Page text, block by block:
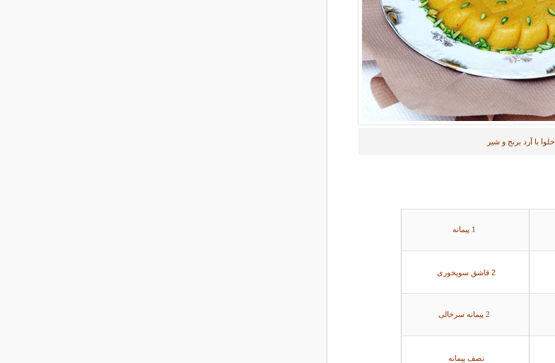
حلوا با آرد برنج و شیر
2 قاشق سوپخوری
نصف پیمانه